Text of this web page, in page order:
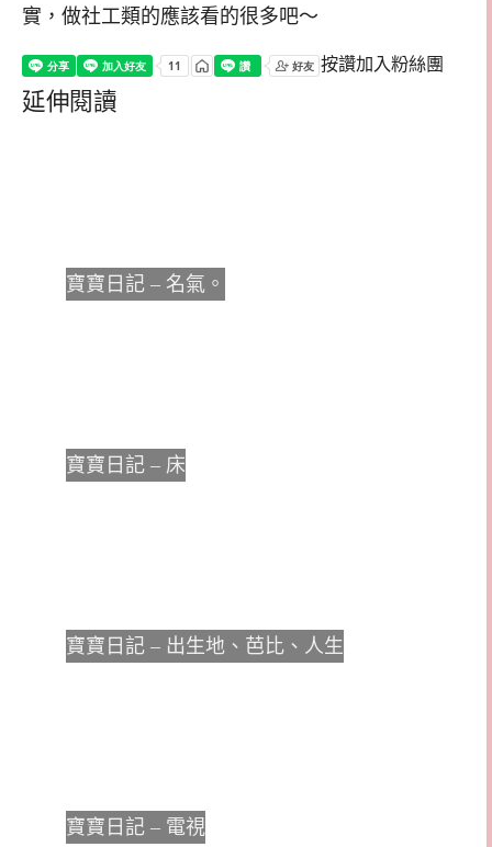
實，做社工類的應該看的很多吧～
按讚加入粉絲團
延伸閱讀
寶寶日記 – 名氣。
寶寶日記 – 床
寶寶日記 – 出生地、芭比、人生
寶寶日記 – 電視